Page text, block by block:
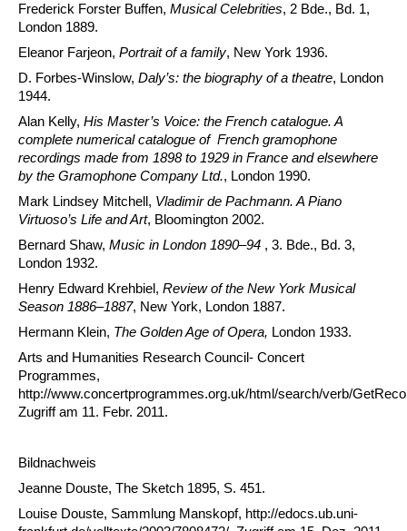
Frederick Forster Buffen, Musical Celebrities, 2 Bde., Bd. 1,
London 1889.
Eleanor Farjeon, Portrait of a family, New York 1936.
D. Forbes-Winslow, Daly’s: the biography of a theatre, London
1944.
Alan Kelly, His Master’s Voice: the French catalogue. A
complete numerical catalogue of French gramophone
recordings made from 1898 to 1929 in France and elsewhere
by the Gramophone Company Ltd., London 1990.
Mark Lindsey Mitchell, Vladimir de Pachmann. A Piano
Virtuoso’s Life and Art, Bloomington 2002.
Bernard Shaw, Music in London 1890–94 , 3. Bde., Bd. 3,
London 1932.
Henry Edward Krehbiel, Review of the New York Musical
Season 1886–1887, New York, London 1887.
Hermann Klein, The Golden Age of Opera, London 1933.
Arts and Humanities Research Council- Concert
Programmes,
http://www.concertprogrammes.org.uk/html/search/verb/
Zugriff am 11. Febr. 2011.
Bildnachweis
Jeanne Douste, The Sketch 1895, S. 451.
Louise Douste, Sammlung Manskopf, http://edocs.ub.uni-